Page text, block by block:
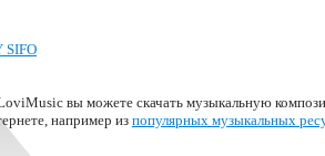
SIFO
вы можете скачать музыкальную
например из популярных музыкальных